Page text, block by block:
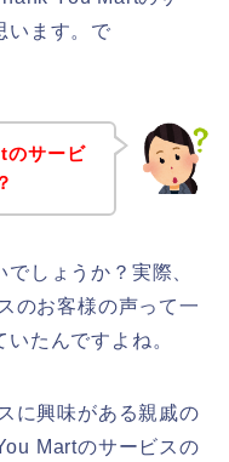
います。で
のサービ
しょうか？実際、
のお客様の声って一
たんですよね。
に興味がある親戚の
Martのサービスの